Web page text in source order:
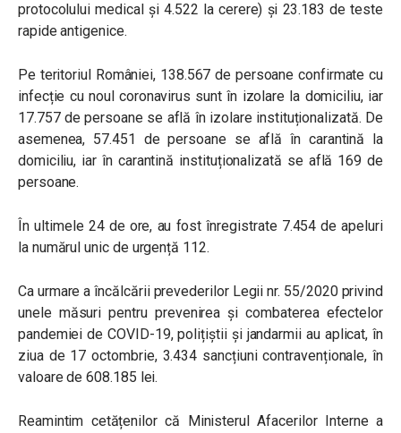
protocolului medical și 4.522 la cerere) și 23.183 de teste
rapide antigenice.
Pe teritoriul României, 138.567 de persoane confirmate cu
infecție cu noul coronavirus sunt în izolare la domiciliu, iar
17.757 de persoane se află în izolare instituționalizată. De
asemenea, 57.451 de persoane se află în carantină la
domiciliu, iar în carantină instituționalizată se află 169 de
persoane.
În ultimele 24 de ore, au fost înregistrate 7.454 de apeluri
la numărul unic de urgență 112.
Ca urmare a încălcării prevederilor Legii nr. 55/2020 privind
unele măsuri pentru prevenirea și combaterea efectelor
pandemiei de COVID-19, polițiștii și jandarmii au aplicat, în
ziua de 17 octombrie, 3.434 sancțiuni contravenționale, în
valoare de 608.185 lei.
Reamintim cetățenilor că Ministerul Afacerilor Interne a